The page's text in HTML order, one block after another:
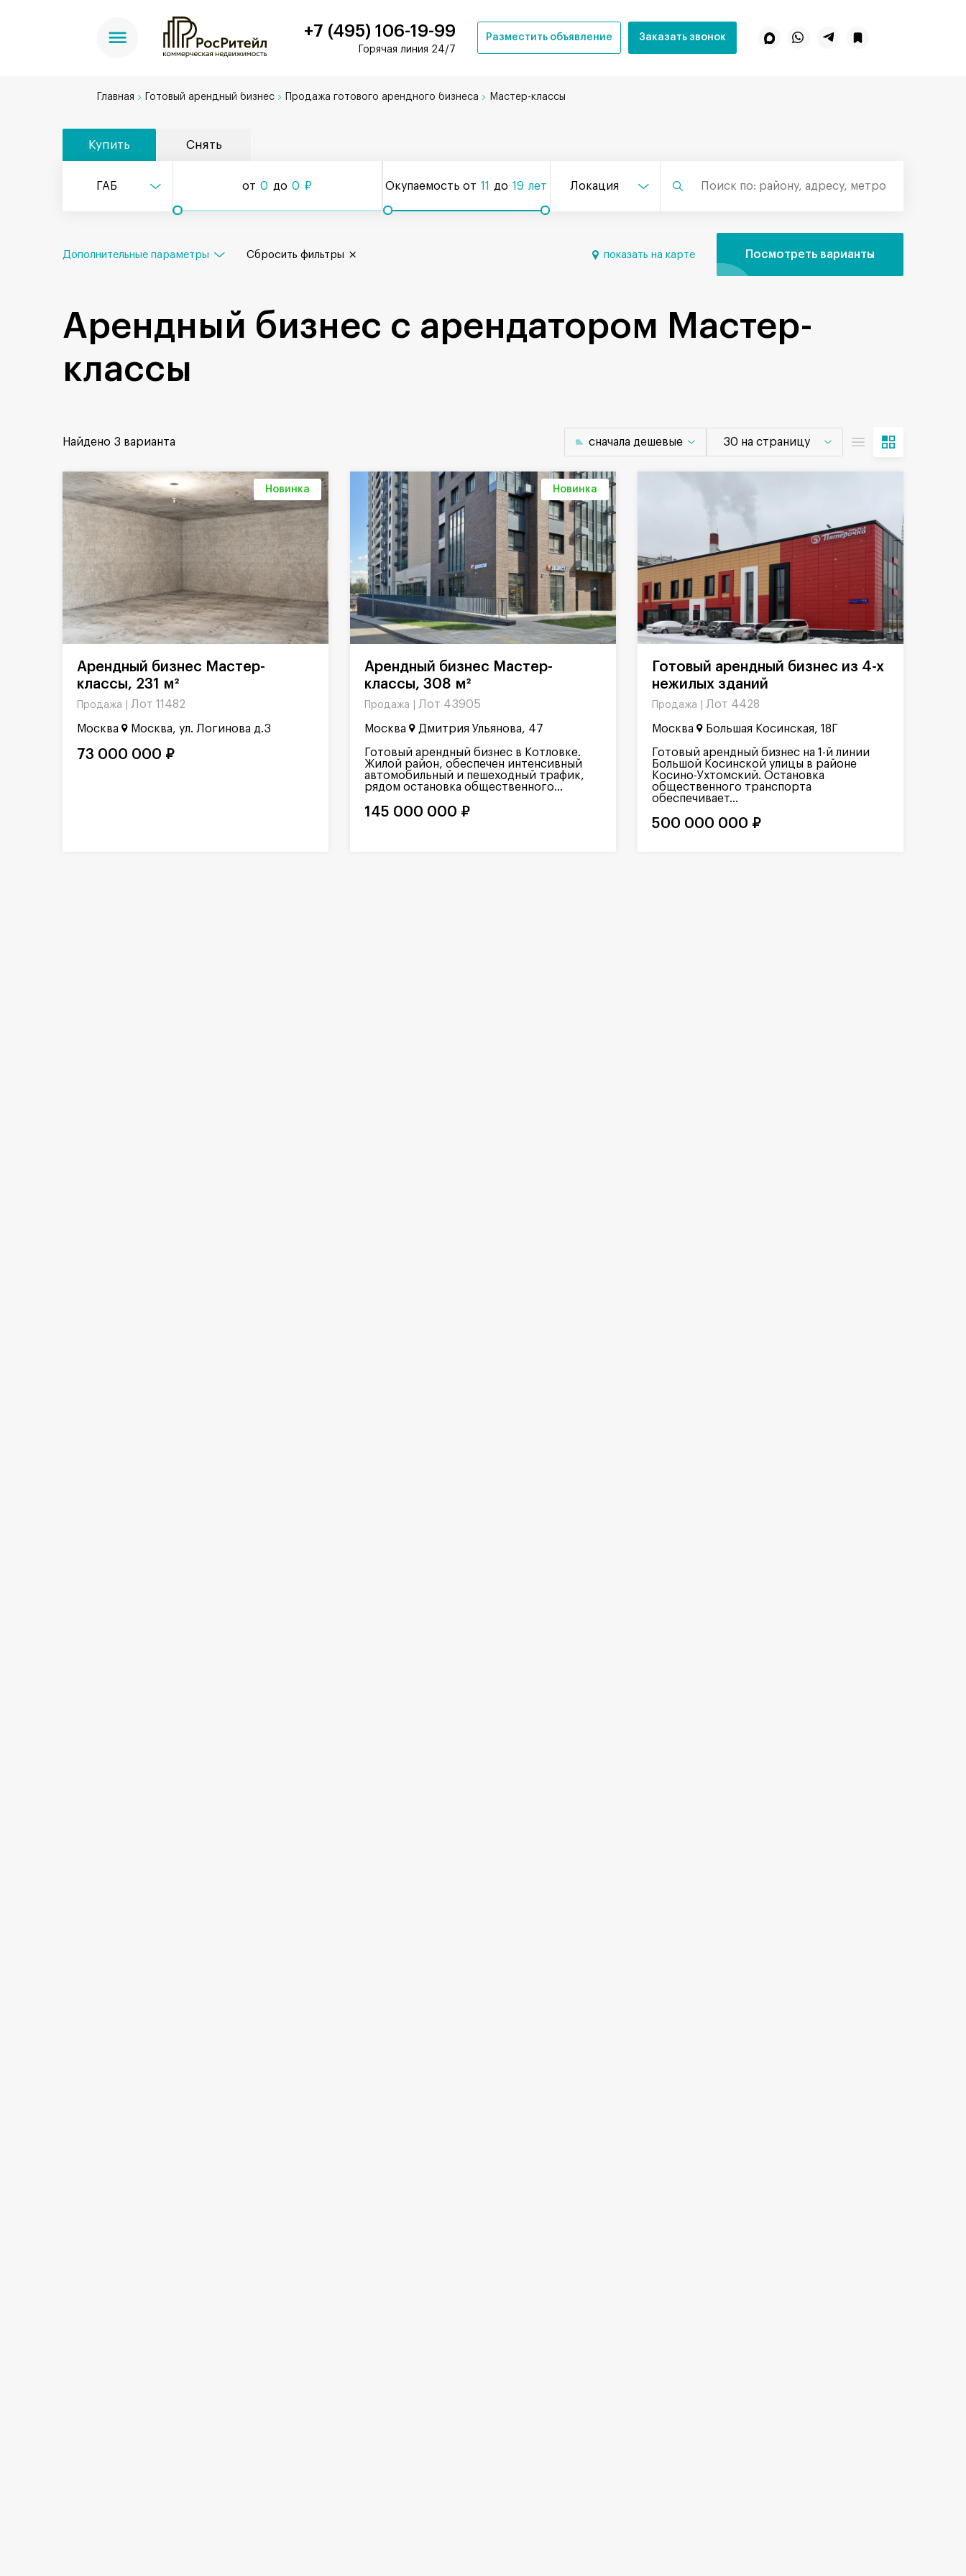
+7 (495) 106-19-99
Горячая линия 24/7
Разместить объявление Заказать звонок
Главная Готовый арендный бизнес Продажа готового арендного бизнеса Мастер-классы
Купить Снять
ГАБ от 0 до 0 ₽ Окупаемость от 11 до 19 лет Локация
Дополнительные параметры Сбросить фильтры показать на карте Посмотреть варианты
Арендный бизнес с арендатором Мастер-
классы
Найдено 3 варианта cначала дешевые 30 на страницу
Новинка
Арендный бизнес Мастер-
классы, 231 м²
Продажа | Лот 11482
Москва Москва, ул. Логинова д.3
73 000 000 ₽
Новинка
Арендный бизнес Мастер-
классы, 308 м²
Продажа | Лот 43905
Москва Дмитрия Ульянова, 47
Готовый арендный бизнес в Котловке.
Жилой район, обеспечен интенсивный
автомобильный и пешеходный трафик,
рядом остановка общественного...
145 000 000 ₽
нежилых зданий
Продажа | Лот 4428
Москва Большая Косинская, 18Г
Готовый арендный бизнес на 1-й линии
Большой Косинской улицы в районе
Косино-Ухтомский. Остановка
общественного транспорта
обеспечивает...
500 000 000 ₽